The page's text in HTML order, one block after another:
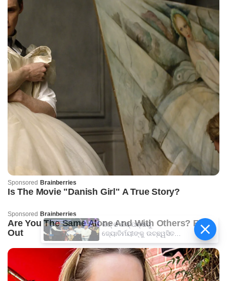
କିଟ୍‍ ଓ କିସ୍‍ ପକ୍ଷରୁ
ଜ୍ୟୋତିର୍ମୟୀଙ୍କୁ ଉଚ୍ଛ୍ୱସିତ
ସମ୍ବର୍ଦ୍ଧନା; ୫ଲକ୍ଷ ଟଙ୍କାର
ପ୍ରୋତ୍ସାହନ ରାଶି ପ୍ରଦାନ